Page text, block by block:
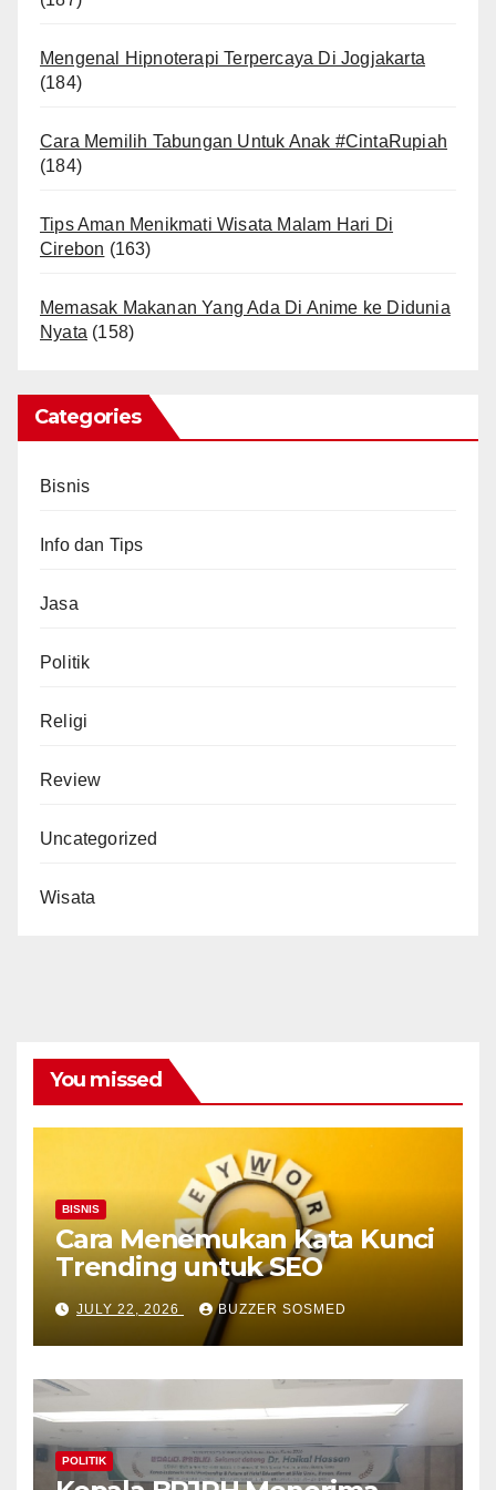
Mengenal Hipnoterapi Terpercaya Di Jogjakarta
(184)
Cara Memilih Tabungan Untuk Anak #CintaRupiah
(184)
Tips Aman Menikmati Wisata Malam Hari Di
Cirebon (163)
Memasak Makanan Yang Ada Di Anime ke Didunia
Nyata (158)
Categories
Bisnis
Info dan Tips
Jasa
Politik
Religi
Review
Uncategorized
Wisata
You missed
BISNIS
Cara Menemukan Kata Kunci
Trending untuk SEO
JULY 22, 2026 BUZZER SOSMED
POLITIK